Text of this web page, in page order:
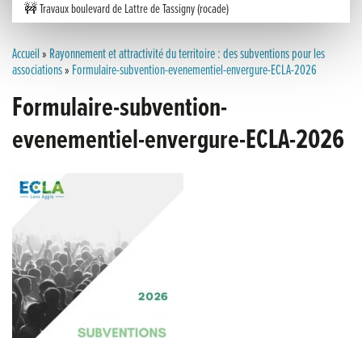
🚧 Travaux boulevard de Lattre de Tassigny (rocade)
Inauguration nouvelle station d’épuration (STEP) de Trenal
Les Saisons Baroques du Jura 2025
Journée nationale de la Résistance
Dernier coup de pédale pour la Cyclosportive
Cyclosportive de La Vache qui rit : édition 2025
Accueil» Rayonnement et attractivité du territoire : des subventions pour les
associations» Formulaire-subvention-evenementiel-envergure-ECLA-2026
Formulaire-subvention-
evenementiel-envergure-ECLA-2026